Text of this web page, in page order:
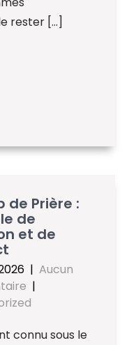
rester […]
de Prière :
de
et de
| Aucun
|
connu sous le